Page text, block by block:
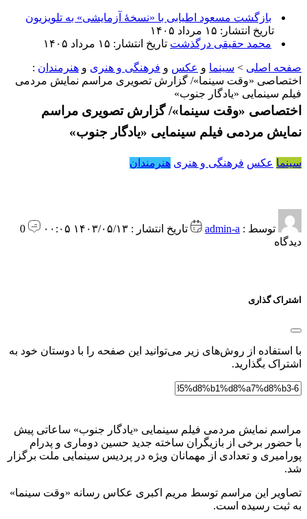
بازگشت مسعود اطیابی با «نسخهٔ آزمایشی» به تلویزیون
تاریخ انتشار: ۱۵ مرداد ۱۴۰۵
محمد حقیقی درگذشت تاریخ انتشار: ۱۵ مرداد ۱۴۰۵
صفحه اصلی > سینما و عکس و فرهنگی و هنری و هنرمندان :
اختصاصی «وقت سینما»/ گزارش تصویری مراسم نمایش مردمی
فیلم سینمایی «یادگار جنوب»
اختصاصی «وقت سینما»/ گزارش تصویری مراسم
نمایش مردمی فیلم سینمایی «یادگار جنوب»
سینما عکس فرهنگی و هنری هنرمندان
توسط : admin-a تاریخ انتشار : ۱۴۰۳/۰۵/۱۳ ۰۰:۰۵
0
دیدگاه
اشتراک گذاری
با استفاده از روش‌های زیر می‌توانید این صفحه را با دوستان خود به
اشتراک بگذارید.
مراسم نمایش مردمی فیلم سینمایی «یادگار جنوب» ساعاتی پیش
با حضور برخی از بازیگران ساخته جدید حسین دوماری و پدرام
پورامیری و تعدادی از مهمانان ویژه در پردیس سینمایی ملت برگزار
شد.
تصاویر این مراسم توسط مریم اکبری عکاس رسانه «وقت سینما»
به ثبت رسیده است.